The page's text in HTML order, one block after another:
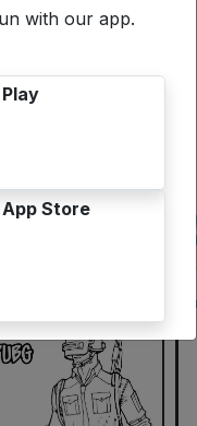
with our app.
Store